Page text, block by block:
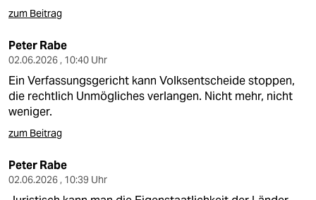
zum Beitrag
Peter Rabe
02.06.2026 , 10:40 Uhr
Ein Verfassungsgericht kann Volksentscheide stoppen,
die rechtlich Unmögliches verlangen. Nicht mehr, nicht
weniger.
zum Beitrag
Peter Rabe
02.06.2026 , 10:39 Uhr